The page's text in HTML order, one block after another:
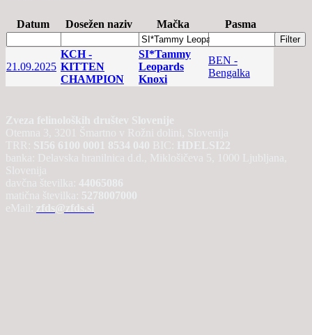
Datum Dosežen naziv Mačka Pasma
21.09.2025
KCH -
KITTEN
CHAMPION
SI*Tammy
Leopards
Knoxi
BEN -
Bengalka